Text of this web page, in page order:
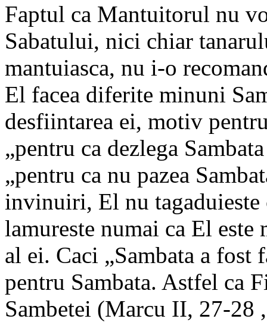
Faptul ca Mantuitorul nu
Sabatului, nici chiar
mantuiasca, nu i-o
El facea diferite minuni
desfiintarea ei, motiv
„pentru ca dezlega
„pentru ca nu pazea
invinuiri, El nu tagaduieste
lamureste numai ca El este
al ei. Caci „Sambata a
pentru Sambata. Astfel ca
Sambetei (Marcu II, 27-